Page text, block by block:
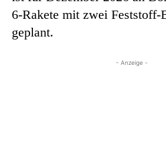
6-Rakete mit zwei Feststoff-
geplant.
- Anzeige -